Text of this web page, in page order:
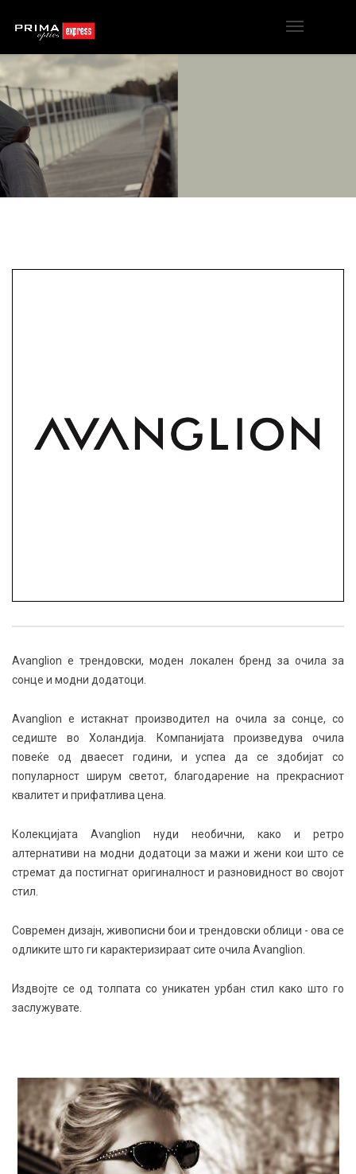
Avanglion е трендoвски, моден локален бренд за очила за
сонце и модни додатоци.
Avanglion е истакнат производител на очила за сонце, со
седиште во Холандија. Компанијата произведува очила
повеќе од дваесет години, и успеа да се здобијат со
популарност ширум светот, благодарение на прекрасниот
квалитет и прифатлива цена.
Колекцијата Avanglion нуди необични, како и ретро
алтернативи на модни додатоци за мажи и жени кои што се
стремат да постигнат оригиналност и разновидност во својот
стил.
Современ дизајн, живописни бои и трендовски облици - ова се
одликите што ги карактеризираат сите очила Avanglion.
Издвојте се од толпата со уникатен урбан стил како што го
заслужувате.